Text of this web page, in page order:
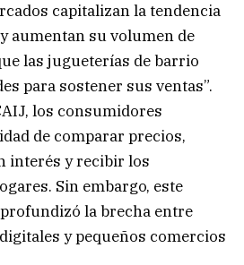
capitalizan la tendencia
aumentan su volumen de
las jugueterías de barrio
para sostener sus ventas”.
los consumidores
de comparar precios,
interés y recibir los
Sin embargo, este
la brecha entre
y pequeños comercios